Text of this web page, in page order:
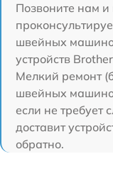
Позвоните нам
швейных
устройств
Мелкий ремонт
швейных
если не требует
доставит
обратно.